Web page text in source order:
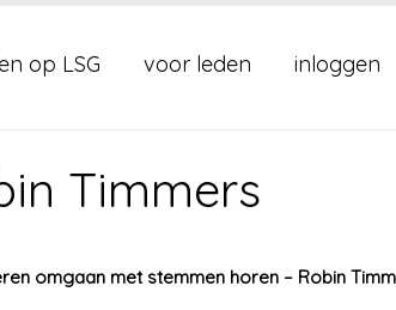
op LSG voor leden inloggen
Timmers
omgaan met stemmen horen – Robin